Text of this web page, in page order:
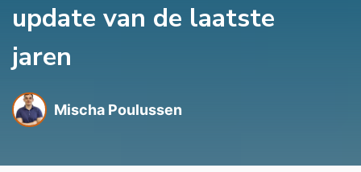
update van de laatste
jaren
Mischa Poulussen